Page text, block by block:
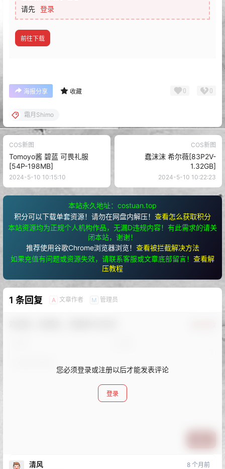
请先 登录
前往下载
海报分享 收藏 0 0
霜月Shimo
COS新图
Tomoyo酱 碧蓝 可畏礼服
[54P-198MB]
2024-5-10 10:15:10
COS新图
蠢沫沫 希尔薇[83P2V-
1.32GB]
2024-5-10 10:22:23
本站永久地址：costuan.top
积分可以下载单套资源！请勿在网盘内解压！ 查看怎么获取积分
本站资源均为正规个人机构作品，无漏D违规内容！有此需求的请关
闭本站，谢谢！
推荐使用谷歌Chrome浏览器浏览！ 查看被拦截解决方法
如果充值有问题或资源失效，请联系客服或文章底部留言！ 查看解
压教程
1 条回复 A 文章作者 M 管理员
您必须登录或注册以后才能发表评论
登录
清风 8 个月前